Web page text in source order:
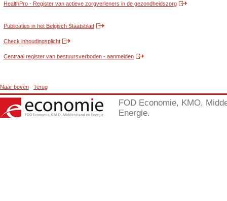
HealthPro - Register van actieve zorgverleners in de gezondheidszorg
Publicaties in het Belgisch Staatsblad
Check inhoudingsplicht
Centraal register van bestuursverboden - aanmelden
Naar boven Terug
FOD Economie, KMO,
Energie.